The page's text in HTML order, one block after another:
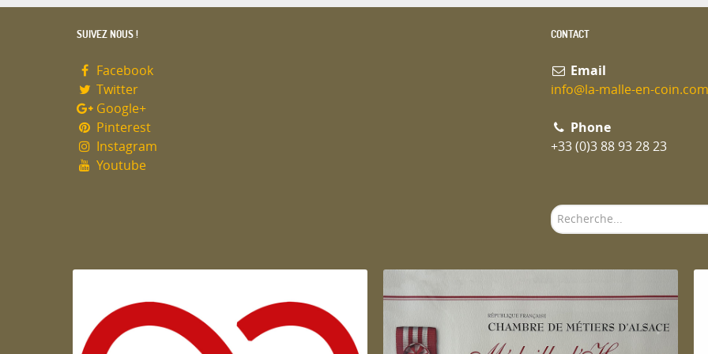
SUIVEZ NOUS !
Facebook
Twitter
Google+
Pinterest
Instagram
Youtube
CONTACT
Email
info@la-malle-en-coin.com
Phone
+33 (0)3 88 93 28 23
Rechercher